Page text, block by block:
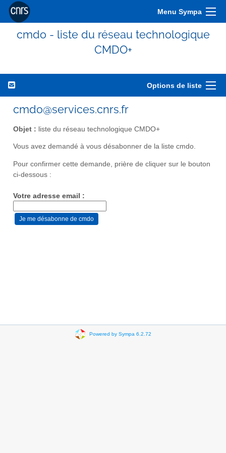
Menu Sympa
cmdo - liste du réseau technologique
CMDO+
Options de liste
cmdo@services.cnrs.fr
Objet : liste du réseau technologique CMDO+
Vous avez demandé à vous désabonner de la liste cmdo.
Pour confirmer cette demande, prière de cliquer sur le bouton
ci-dessous :
Votre adresse email :
Powered by Sympa 6.2.72